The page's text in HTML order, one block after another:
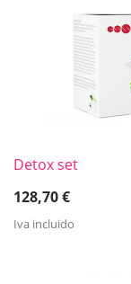
Detox set
128,70€
Iva incluido